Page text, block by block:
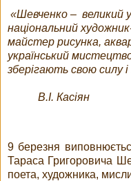
«Шевченко – великий
національний
майстер рисунка,
український
зберігають свою силу
В.І. Касіян
9 березня
Тараса Григоровича
поета, художника,